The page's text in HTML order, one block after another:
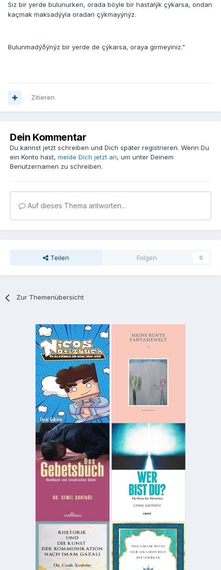
Siz bir yerde bulunurken, orada böyle bir hastalýk çýkarsa, ondan
kaçmak maksadýyla oradan çýkmayýnýz.
Bulunmadýðýnýz bir yerde de çýkarsa, oraya girmeyiniz."
Zitieren
Dein Kommentar
Du kannst jetzt schreiben und Dich später registrieren. Wenn Du
ein Konto hast, melde Dich jetzt an, um unter Deinem
Benutzernamen zu schreiben.
Auf dieses Thema antworten...
Teilen Folgen 0
Zur Themenübersicht